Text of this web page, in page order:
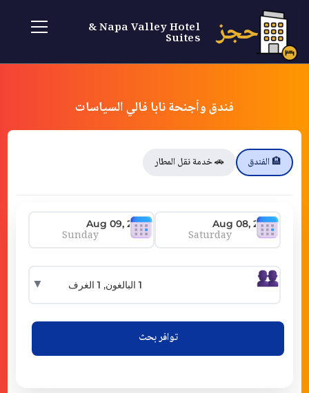
حجز Napa Valley Hotel &
Suites
فندق وأجنحة نابا فالي السياسات
🏨 الفندق 🚗 خدمة نقل المطار
Saturday
Sunday
▼
توافر بحث